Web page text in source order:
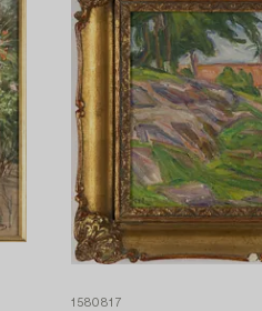
1580817